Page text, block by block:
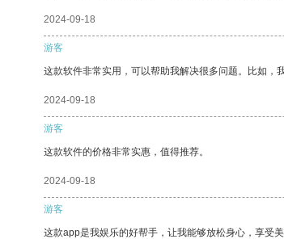
2024-09-18
游客
这款软件非常实用，可以帮助我解决很多问题。比如，
2024-09-18
游客
这款软件的价格非常实惠，值得推荐。
2024-09-18
游客
这款app是我娱乐的好帮手，让我能够放松身心，享受美